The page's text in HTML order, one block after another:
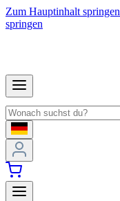
Zum Hauptinhalt springen
springen